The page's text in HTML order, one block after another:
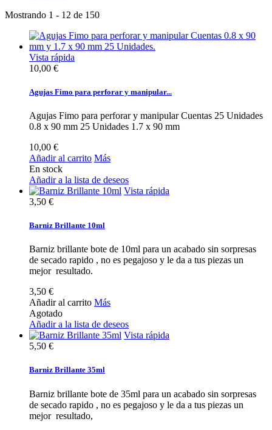
Mostrando 1 - 12 de 150
Vista rápida
10,00 €
Agujas Fimo para perforar y manipular...
Agujas Fimo para perforar y manipular Cuentas 25 Unidades
0.8 x 90 mm 25 Unidades 1.7 x 90 mm
10,00 €
Añadir al carrito Más
En stock
Añadir a la lista de deseos
Vista rápida
3,50 €
Barniz Brillante 10ml
Barniz brillante bote de 10ml para un acabado sin sorpresas
de secado rapido , no es pegajoso y le da a tus piezas un
mejor resultado.
3,50 €
Añadir al carrito Más
Agotado
Añadir a la lista de deseos
Vista rápida
5,50 €
Barniz Brillante 35ml
Barniz brillante bote de 35ml para un acabado sin sorpresas
de secado rapido , no es pegajoso y le da a tus piezas un
mejor resultado,